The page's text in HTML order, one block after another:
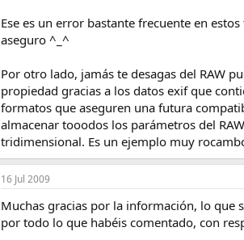
Ese es un error bastante frecuente en
aseguro ^_^
Por otro lado, jamás te desagas del RAW
propiedad gracias a los datos exif que
formatos que aseguren una futura
almacenar tooodos los parámetros del
tridimensional. Es un ejemplo muy
16 Jul 2009
Muchas gracias por la información, lo que
por todo lo que habéis comentado, con